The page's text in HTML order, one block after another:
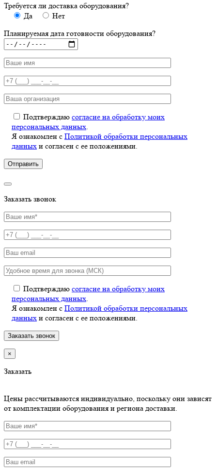
Требуется ли доставка оборудования?
Да
Нет
Планируемая дата готовности оборудования?
Подтверждаю согласие на обработку моих
персональных данных
Я ознакомлен с Политикой обработки персональных
данных и согласен с ее положениями.
Заказать звонок
Подтверждаю согласие на обработку моих
персональных данных
Я ознакомлен с Политикой обработки персональных
данных и согласен с ее положениями.
×
Заказать
Цены рассчитываются индивидуально, поскольку они зависят
от комплектации оборудования и региона доставки.